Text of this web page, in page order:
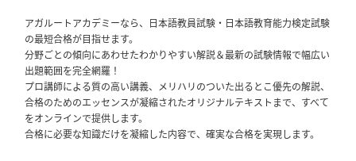
2024/12/28 全資格種
【ご案内】年末年始の営業について
2024/12/06 全資格種
【ご案内】※重要※【2024年12月10日実施】メンテナンスのお知らせ
2024/10/22 日本語教育能力検定試験
アガルートアカデミーなら、日本語教員試験・日本語教育能力検定試験
の最短合格が目指せます。
分野ごとの傾向にあわせたわかりやすい解説＆最新の試験情報で幅広い
出題範囲を完全網羅！
プロ講師による質の高い講義、メリハリのついた出るとこ優先の解説、
合格のためのエッセンスが凝縮されたオリジナルテキストまで、すべて
をオンラインで提供します。
合格に必要な知識だけを凝縮した内容で、確実な合格を実現します。